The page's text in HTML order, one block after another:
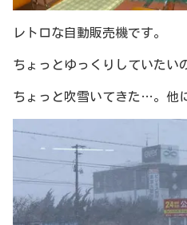
レトロな自動販売機です。
ちょっとゆっくりしていたい
ちょっと吹雪いてきた…。他